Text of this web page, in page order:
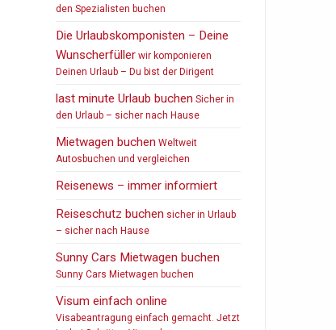
den Spezialisten buchen
Die Urlaubskomponisten – Deine
Wunscherfüller wir komponieren
Deinen Urlaub – Du bist der Dirigent
last minute Urlaub buchen Sicher in
den Urlaub – sicher nach Hause
Mietwagen buchen Weltweit
Autosbuchen und vergleichen
Reisenews – immer informiert
Reiseschutz buchen sicher in Urlaub
– sicher nach Hause
Sunny Cars Mietwagen buchen
Sunny Cars Mietwagen buchen
Visum einfach online
Visabeantragung einfach gemacht. Jetzt